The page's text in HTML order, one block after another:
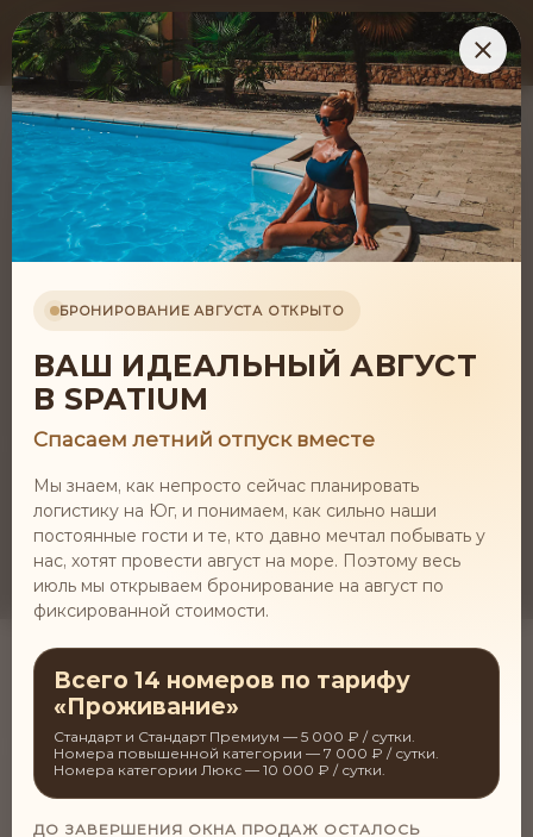
БРОНИРОВАНИЕ АВГУСТА ОТКРЫТО
ВАШ ИДЕАЛЬНЫЙ АВГУСТ
В SPATIUM
Спасаем летний отпуск вместе
Мы знаем, как непросто сейчас планировать
логистику на Юг, и понимаем, как сильно наши
постоянные гости и те, кто давно мечтал побывать у
нас, хотят провести август на море. Поэтому весь
июль мы открываем бронирование на август по
фиксированной стоимости.
Всего 14 номеров по тарифу
«Проживание»
Стандарт и Стандарт Премиум — 5 000 ₽ / сутки.
Номера повышенной категории — 7 000 ₽ / сутки.
Номера категории Люкс — 10 000 ₽ / сутки.
ДО ЗАВЕРШЕНИЯ ОКНА ПРОДАЖ ОСТАЛОСЬ
Главная Новости Наши новости
НАШИ НОВОСТИ